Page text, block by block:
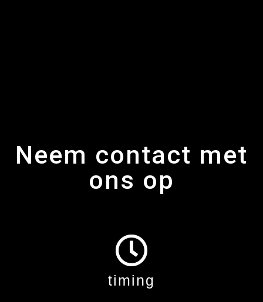
Neem contact met
ons op
timing